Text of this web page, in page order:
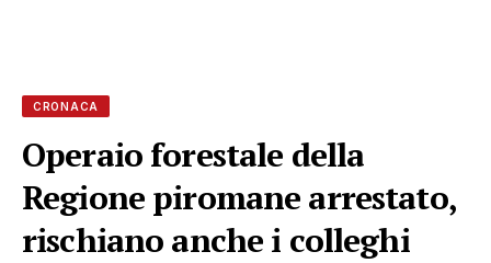
CRONACA
Operaio forestale della
Regione piromane arrestato,
rischiano anche i colleghi